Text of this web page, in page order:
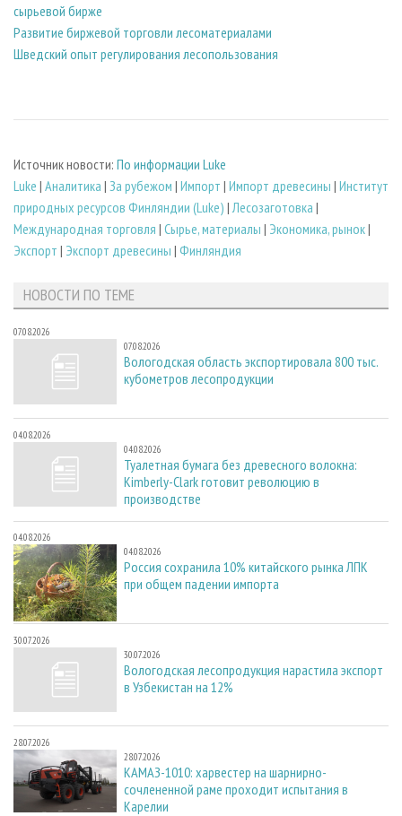
сырьевой бирже
Развитие биржевой торговли лесоматериалами
Шведский опыт регулирования лесопользования
Источник новости: По информации Luke
Luke | Аналитика | За рубежом | Импорт | Импорт древесины | Институт
природных ресурсов Финляндии (Luke) | Лесозаготовка |
Международная торговля | Сырье, материалы | Экономика, рынок|
Экспорт | Экспорт древесины | Финляндия
НОВОСТИ ПО ТЕМЕ
07.08.2026
07.08.2026
Вологодская область экспортировала 800 тыс.
кубометров лесопродукции
04.08.2026
04.08.2026
Туалетная бумага без древесного волокна:
Kimberly-Clark готовит революцию в
производстве
04.08.2026
04.08.2026
Россия сохранила 10% китайского рынка ЛПК
при общем падении импорта
30.07.2026
30.07.2026
Вологодская лесопродукция нарастила экспорт
в Узбекистан на 12%
28.07.2026
28.07.2026
КАМАЗ-1010: харвестер на шарнирно-
сочлененной раме проходит испытания в
Карелии